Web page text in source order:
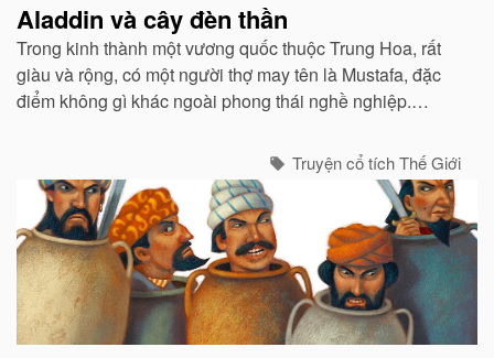
Aladdin và cây đèn thần
Trong kinh thành một vương quốc thuộc Trung Hoa, rất
giàu và rộng, có một người thợ may tên là Mustafa, đặc
điểm không gì khác ngoài phong thái nghề nghiệp.
Truyện cổ tích Thế Giới